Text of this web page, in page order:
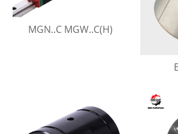
MGN..C MGW..C(H)